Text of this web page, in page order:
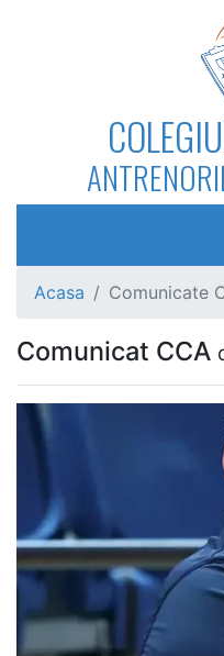
Acasa Comunicate
Comunicat CCA